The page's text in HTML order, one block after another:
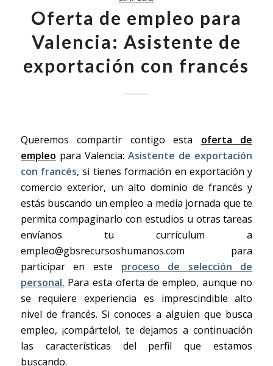
Oferta de empleo para
Valencia: Asistente de
exportación con francés
Queremos compartir contigo esta oferta de
empleo para Valencia:Asistente de exportación
con francés, si tienes formación en exportación y
comercio exterior, un alto dominio de francés y
estás buscando un empleo a media jornada que te
permita compaginarlo con estudios u otras tareas
envíanos tu currículum a
empleo@gbsrecursoshumanos.com para
participar en este proceso de selección de
personal. Para esta oferta de empleo, aunque no
se requiere experiencia es imprescindible alto
nivel de francés. Si conoces a alguien que busca
empleo, ¡compártelo!, te dejamos a continuación
las características del perfil que estamos
buscando.